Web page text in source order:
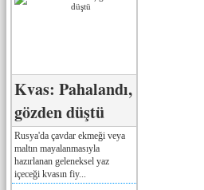
Kvas: Pahalandı,
gözden düştü
Rusya'da çavdar ekmeği veya
maltın mayalanmasıyla
hazırlanan geleneksel yaz
içeceği kvasın fiy...